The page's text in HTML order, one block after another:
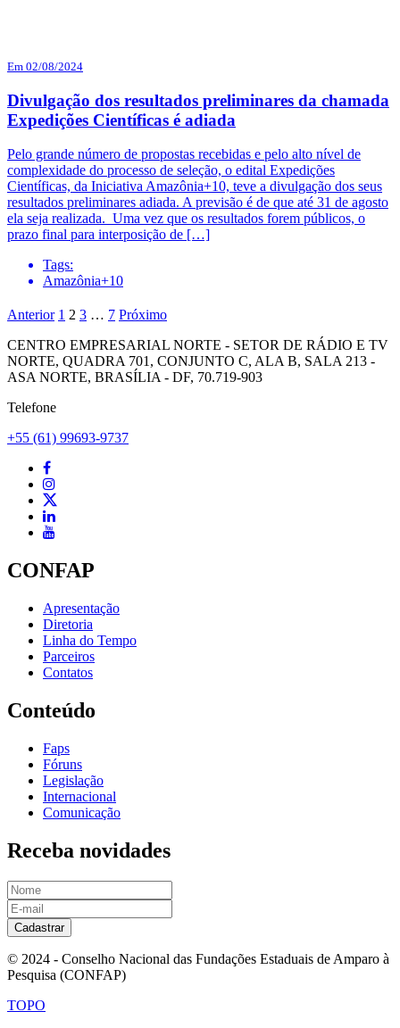
Em 02/08/2024
Divulgação dos resultados preliminares da chamada
Expedições Científicas é adiada
Pelo grande número de propostas recebidas e pelo alto nível de
complexidade do processo de seleção, o edital Expedições
Científicas, da Iniciativa Amazônia+10, teve a divulgação dos seus
resultados preliminares adiada. A previsão é de que até 31 de agosto
ela seja realizada. Uma vez que os resultados forem públicos, o
prazo final para interposição de […]
Tags:
Amazônia+10
Anterior 1 2 3 … 7 Próximo
CENTRO EMPRESARIAL NORTE - SETOR DE RÁDIO E TV
NORTE, QUADRA 701, CONJUNTO C, ALA B, SALA 213 -
ASA NORTE, BRASÍLIA - DF, 70.719-903
Telefone
+55 (61) 99693-9737
CONFAP
Apresentação
Diretoria
Linha do Tempo
Parceiros
Contatos
Conteúdo
Faps
Fóruns
Legislação
Internacional
Comunicação
Receba novidades
Cadastrar
© 2024 - Conselho Nacional das Fundações Estaduais de Amparo à
Pesquisa (CONFAP)
TOPO